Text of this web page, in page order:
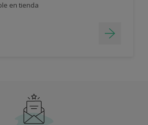
en tienda